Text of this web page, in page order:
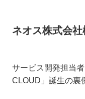
ネオス株式会社
サービス開発担当
CLOUD」誕生の裏